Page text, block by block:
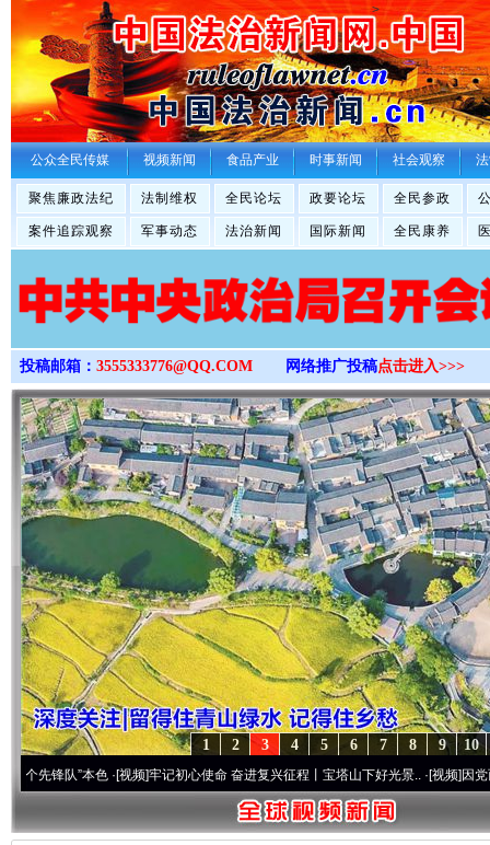
>
公众全民传媒 视频新闻 食品产业 时事新闻 社会观察
聚焦廉政法纪 法制维权 全民论坛 政要论坛 全民参政
案件追踪观察 军事动态 法治新闻 国际新闻 全民康养
投稿邮箱： 3555333776@QQ.COM 网络推广投稿点击进入>>>
10
9
8
7
6
5
4
3
2
1
”本色·[视频]牢记初心使命 奋进复兴征程丨宝塔山下好光景..·[视频]因党而生 为党